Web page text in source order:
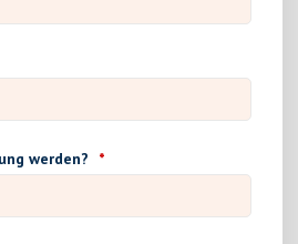
werden? *